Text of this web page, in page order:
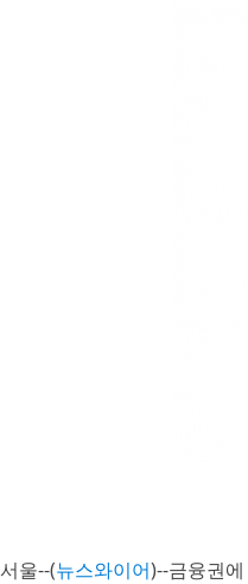
서울--(뉴스와이어)--금융권